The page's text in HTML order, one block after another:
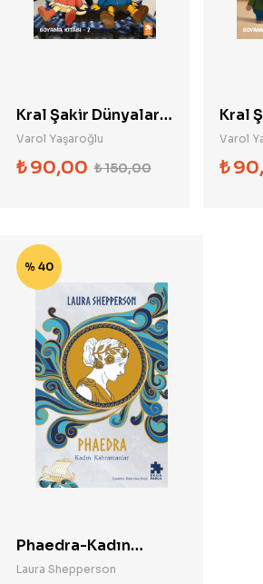
Kral Şakir Dünyalar
Karıştı Boyama
Kitabı 2
Varol Yaşaroğlu
₺150,00
₺90,00
Kral
Varol
₺
% 40
Phaedra-Kadın
Kahramanlar
Laura Shepperson